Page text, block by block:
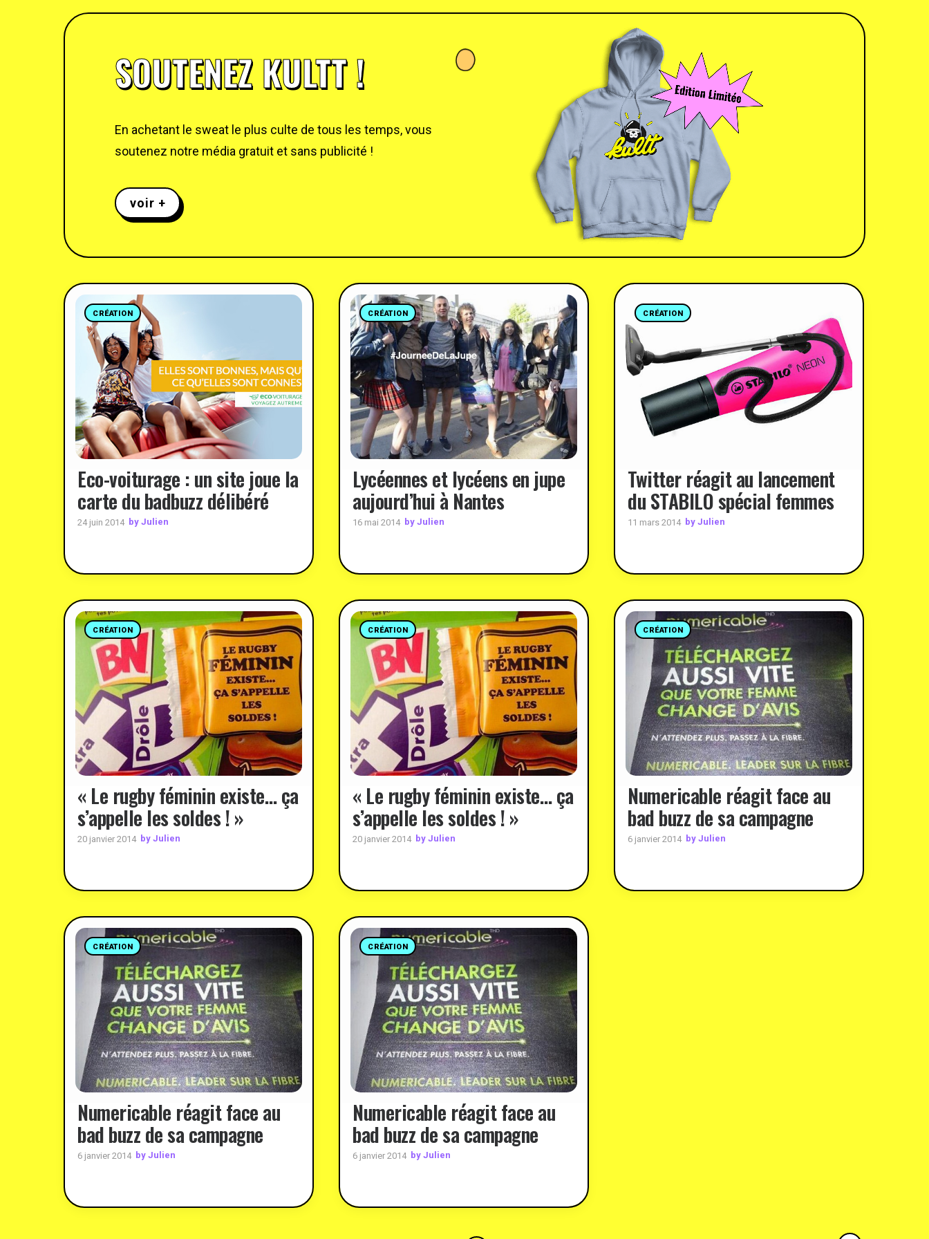
SOUTENEZ KULTT !
En achetant le sweat le plus culte de tous les temps, vous
soutenez notre média gratuit et sans publicité !
voir +
CRÉATION
Eco-voiturage : un site joue la
carte du badbuzz délibéré
24 juin 2014 by Julien
CRÉATION
Lycéennes et lycéens en jupe
aujourd’hui à Nantes
16 mai 2014 by Julien
CRÉATION
Twitter réagit au lancement
du STABILO spécial femmes
11 mars 2014 by Julien
CRÉATION
« Le rugby féminin existe… ça
s’appelle les soldes ! »
20 janvier 2014 by Julien
CRÉATION
« Le rugby féminin existe… ça
s’appelle les soldes ! »
20 janvier 2014 by Julien
CRÉATION
Numericable réagit face au
bad buzz de sa campagne
6 janvier 2014 by Julien
CRÉATION
Numericable réagit face au
bad buzz de sa campagne
6 janvier 2014 by Julien
CRÉATION
Numericable réagit face au
bad buzz de sa campagne
6 janvier 2014 by Julien